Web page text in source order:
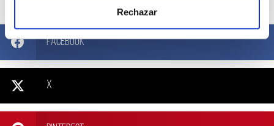
Rechazar
Facebook
X